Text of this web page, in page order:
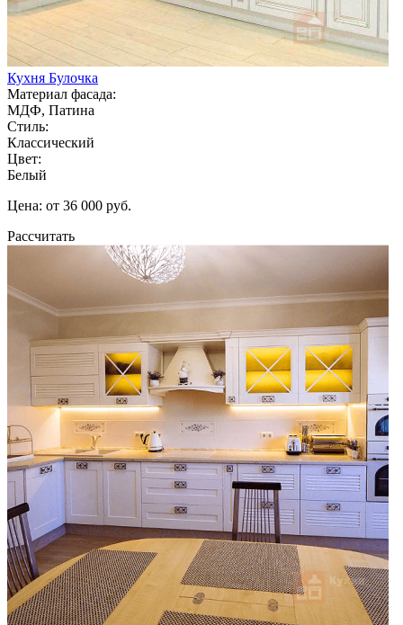
Кухня Булочка
Материал фасада:
МДФ, Патина
Стиль:
Классический
Цвет:
Белый
Цена: от 36 000 руб.
Рассчитать